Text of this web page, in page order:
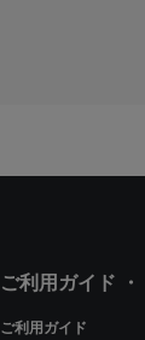
ご利用ガイド ・
ご利用ガイド